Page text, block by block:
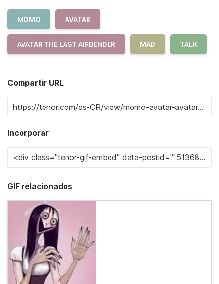
MOMO AVATAR
AVATAR THE LAST AIRBENDER MAD TALK
Compartir URL
Incorporar
GIF relacionados